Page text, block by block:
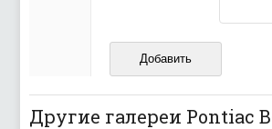
Не размещайте
И запаситесь терпением,
ваш отзыв может
Другие галереи Pontiac